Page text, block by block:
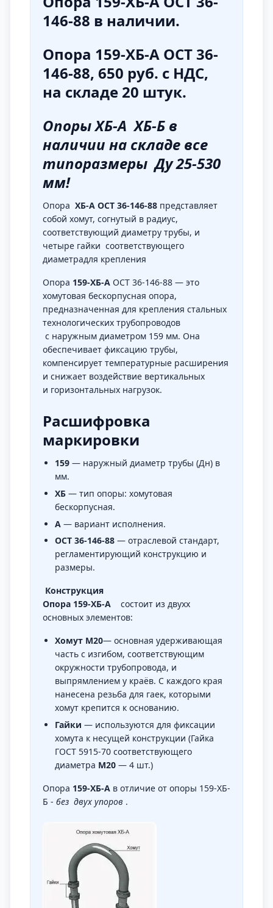
146-88 в наличии.
Опора 159-ХБ-А ОСТ 36-
146-88, 650 руб. с НДС,
на складе 20 штук.
Опоры ХБ-А ХБ-Б в
наличии на складе все
типоразмеры Ду 25-530
мм!
Опора ХБ-А ОСТ 36-146-88 представляет
собой хомут, согнутый в радиус,
соответствующий диаметру трубы, и
четыре гайки соответствующего
диаметрадля крепления
Опора 159-ХБ-А ОСТ 36-146-88 — это
хомутовая бескорпусная опора,
предназначенная для крепления стальных
технологических трубопроводов
с наружным диаметром 159 мм. Она
обеспечивает фиксацию трубы,
компенсирует температурные расширения
и снижает воздействие вертикальных
и горизонтальных нагрузок.
Расшифровка
маркировки
159 — наружный диаметр трубы (Дн) в
мм.
ХБ — тип опоры: хомутовая
бескорпусная.
А — вариант исполнения.
ОСТ 36-146-88 — отраслевой стандарт,
регламентирующий конструкцию и
размеры.
Конструкция
Опора 159-ХБ-А
состоит из двухх
основных элементов:
Хомут М20— основная удерживающая
часть с изгибом, соответствующим
окружности трубопровода, и
выпрямлением у краёв. С каждого края
нанесена резьба для гаек, которыми
хомут крепится к основанию.
Гайки — используются для фиксации
хомута к несущей конструкции (Гайка
ГОСТ 5915-70 соответствующего
диаметра М20 — 4 шт.)
Опора 159-ХБ-А в отличие от опоры 159-ХБ-
Б - без двух упоров .